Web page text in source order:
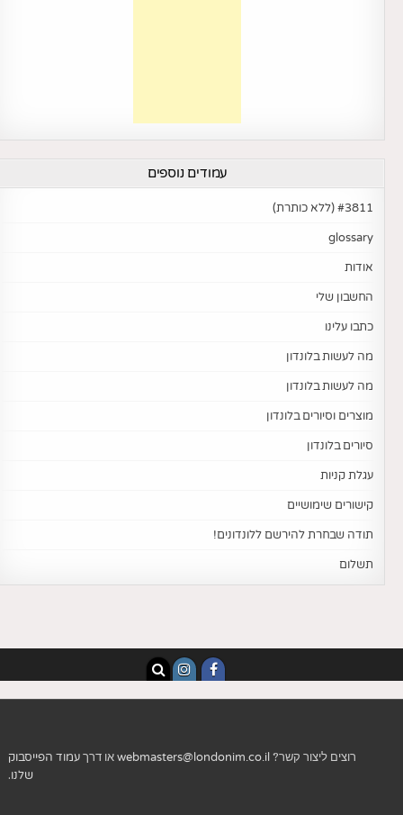
עמודים נוספים
#3811 (ללא כותרת)
glossary
אודות
החשבון שלי
כתבו עלינו
מה לעשות בלונדון
מה לעשות בלונדון
מוצרים וסיורים בלונדון
סיורים בלונדון
עגלת קניות
קישורים שימושיים
תודה שבחרת להירשם ללונדונים!
תשלום
רוצים ליצור קשר?webmasters@londonim.co.il או דרךעמוד הפייסבוק
שלנו.